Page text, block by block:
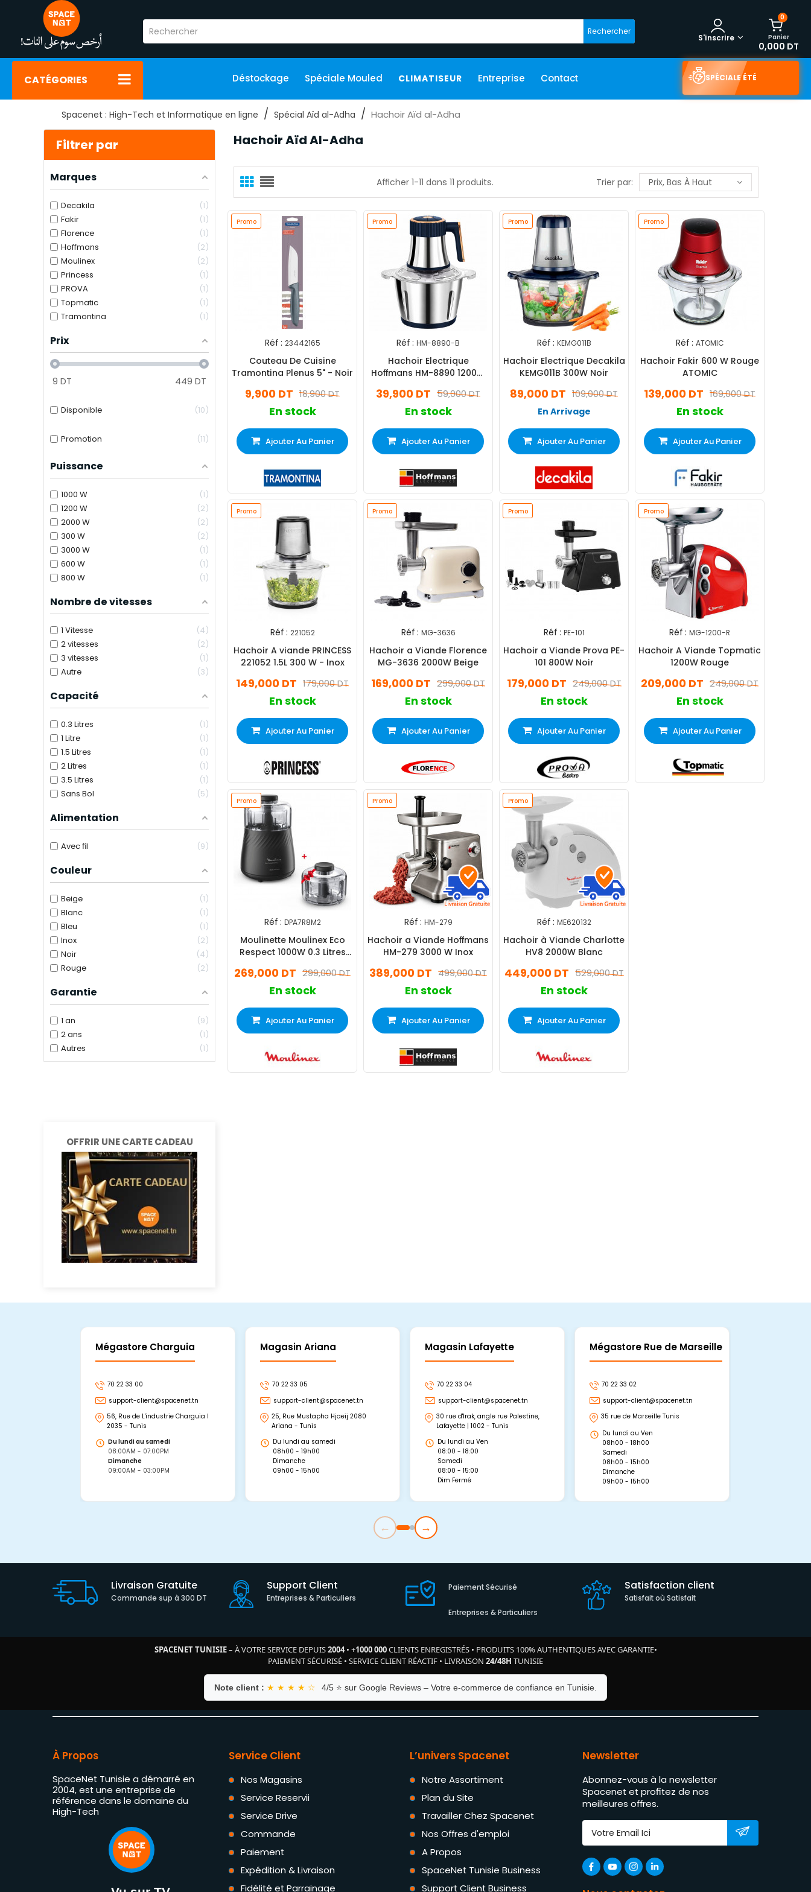
Rechercher
0
Panier
0,000 DT
S'inscrire
CATÉGORIES Déstockage Spéciale Mouled CLIMATISEUR Entreprise Contact SPÉCIALE ÉTÉ
Spacenet : High-Tech et Informatique en ligne Spécial Aïd al-Adha Hachoir Aïd al-Adha
Filtrer par
Marques
Decakila
1
Fakir
1
Florence
1
Hoffmans
2
Moulinex
2
Princess
1
PROVA
1
Topmatic
1
Tramontina
1
Prix
9 DT 449 DT
Disponible 10
Promotion 11
Puissance
1000 W
1
1200 W
2
2000 W
2
300 W
2
3000 W
1
600 W
1
800 W
1
Nombre de vitesses
1 Vitesse
4
2 vitesses
2
3 vitesses
1
Autre
3
Capacité
0.3 Litres
1
1 Litre
1
1.5 Litres
1
2 Litres
1
3.5 Litres
1
Sans Bol
5
Alimentation
Avec fil 9
Couleur
Beige
1
Blanc
1
Bleu
1
Inox
2
Noir
4
Rouge
2
Garantie
1 an
9
2 ans
1
Autres
1
OFFRIR UNE CARTE CADEAU
Hachoir Aïd Al-Adha
Afficher 1-11 dans 11 produits. Trier par: Prix, Bas À Haut
Promo
Réf : 23442165
Couteau De Cuisine
Tramontina Plenus 5" - Noir
18,900 DT
9,900 DT
En stock
Ajouter Au Panier
Promo
Réf : HM-8890-B
Hachoir Electrique
Hoffmans HM-8890 1200W
59,000 DT
39,900 DT
En stock
Ajouter Au Panier
Promo
Réf : KEMG011B
Hachoir Electrique Decakila
KEMG011B 300W Noir
109,000 DT
89,000 DT
En Arrivage
Ajouter Au Panier
Promo
Réf : ATOMIC
Hachoir Fakir 600 W Rouge
ATOMIC
169,000 DT
139,000 DT
En stock
Ajouter Au Panier
Promo
Réf : 221052
Hachoir A viande PRINCESS
221052 1.5L 300 W - Inox
179,000 DT
149,000 DT
En stock
Ajouter Au Panier
Promo
Réf : MG-3636
Hachoir a Viande Florence
MG-3636 2000W Beige
299,000 DT
169,000 DT
En stock
Ajouter Au Panier
Promo
Réf : PE-101
Hachoir a Viande Prova PE-
101 800W Noir
249,000 DT
179,000 DT
En stock
Ajouter Au Panier
Promo
Réf : MG-1200-R
Hachoir A Viande Topmatic
1200W Rouge
249,000 DT
209,000 DT
En stock
Ajouter Au Panier
Promo
Réf : DPA7R8M2
Moulinette Moulinex Eco
Respect 1000W 0.3 Litres
299,000 DT
269,000 DT
En stock
Ajouter Au Panier
Promo
Réf : HM-279
Hachoir a Viande Hoffmans
HM-279 3000 W Inox
499,000 DT
389,000 DT
En stock
Ajouter Au Panier
Promo
Réf : ME620132
Hachoir à Viande Charlotte
HV8 2000W Blanc
529,000 DT
449,000 DT
En stock
Ajouter Au Panier
Mégastore Charguia
70 22 33 00
support-client@spacenet.tn
56, Rue de L'industrie Charguia I
2035 - Tunis
Du lundi au samedi
08:00AM - 07:00PM
Dimanche
09:00AM - 03:00PM
Magasin Ariana
70 22 33 05
support-client@spacenet.tn
25, Rue Mustapha Hjaeij 2080
Ariana - Tunis
Du lundi au samedi
08h00 - 19h00
Dimanche
09h00 - 15h00
Magasin Lafayette
70 22 33 04
support-client@spacenet.tn
30 rue d'Irak, angle rue Palestine,
Lafayette | 1002 - Tunis
Du lundi au Ven
08:00 - 18:00
Samedi
08:00 - 15:00
Dim Fermé
Mégastore Rue de Marseille
70 22 33 02
support-client@spacenet.tn
35 rue de Marseille Tunis
Du lundi au Ven
08h00 - 18h00
Samedi
08h00 - 15h00
Dimanche
09h00 - 15h00
← →
Livraison Gratuite
Commande sup à 300 DT
Support Client
Entreprises & Particuliers
Paiement Sécurisé
Entreprises & Particuliers
Satisfaction client
Satisfait où Satisfait
SPACENET TUNISIE– À VOTRE SERVICE DEPUIS2004• +1000 000CLIENTS ENREGISTRÉS• PRODUITS 100% AUTHENTIQUES AVEC GARANTIE•
PAIEMENT SÉCURISÉ • SERVICE CLIENT RÉACTIF • LIVRAISON 24/48H TUNISIE
Note client : ★ ★ ★ ★ ☆ 4/5 ⭐ sur Google Reviews – Votre e-commerce de confiance en Tunisie.
À Propos
SpaceNet Tunisie a démarré en
2004, est une entreprise de
référence dans le domaine du
High-Tech
Service Client
Nos Magasins
Service Reservii
Service Drive
Commande
Paiement
Expédition & Livraison
Fidélité et Parrainage
L’univers Spacenet
Notre Assortiment
Plan du Site
Travailler Chez Spacenet
Nos Offres d'emploi
A Propos
SpaceNet Tunisie Business
Support Client Business
Newsletter
Abonnez-vous à la newsletter
Spacenet et profitez de nos
meilleures offres.